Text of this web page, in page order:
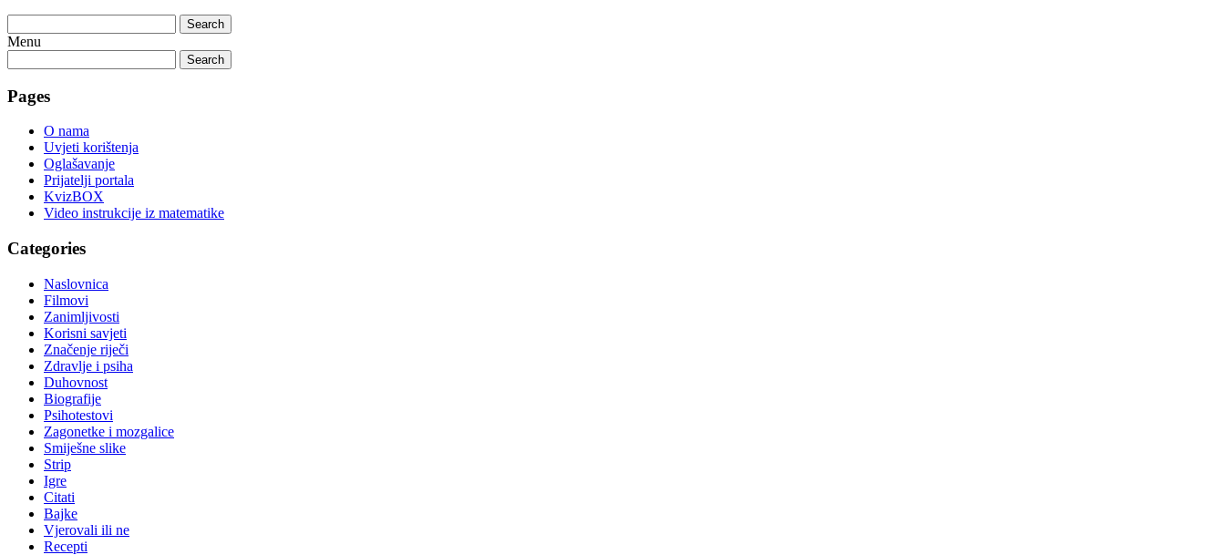
Search
Menu
Search
Pages
O nama
Uvjeti korištenja
Oglašavanje
Prijatelji portala
KvizBOX
Video instrukcije iz matematike
Categories
Naslovnica
Filmovi
Zanimljivosti
Korisni savjeti
Značenje riječi
Zdravlje i psiha
Duhovnost
Biografije
Psihotestovi
Zagonetke i mozgalice
Smiješne slike
Strip
Igre
Citati
Bajke
Vjerovali ili ne
Recepti